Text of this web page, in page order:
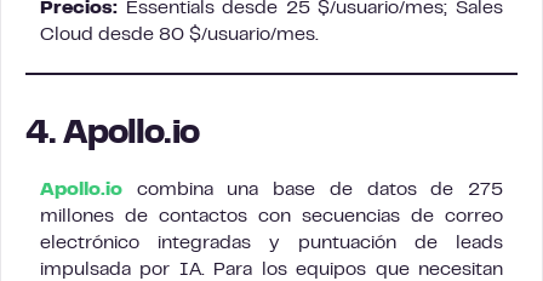
Precios: Essentials desde 25 $/usuario/mes; Sales
Cloud desde 80 $/usuario/mes.
4. Apollo.io
Apollo.io combina una base de datos de 275
millones de contactos con secuencias de correo
electrónico integradas y puntuación de leads
impulsada por IA. Para los equipos que necesitan